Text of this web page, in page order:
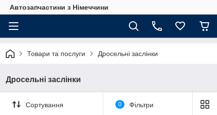
Автозапчастини з Німеччини
Товари та послуги Дросельні заслінки
Дросельні заслінки
Сортування 0 Фільтри